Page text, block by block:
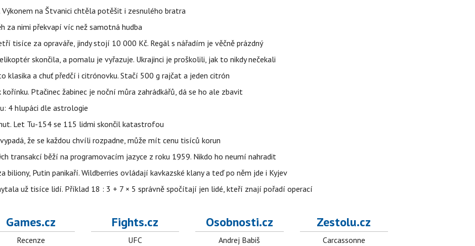
Výkonem na Štvanici chtěla potěšit i zesnulého bratra
za nimi překvapí víc než samotná hudba
tisíce za opraváře, jindy stojí 10 000 Kč. Regál s nářadím je věčně prázdný
skončila, a pomalu je vyřazuje. Ukrajinci je proškolili, jak to nikdy nečekali
klasika a chuť předčí i citrónovku. Stačí 500 g rajčat a jeden citrón
Ptačinec žabinec je noční můra zahrádkářů, dá se ho ale zbavit
4 hlupáci dle astrologie
Let Tu-154 se 115 lidmi skončil katastrofou
že se každou chvíli rozpadne, může mít cenu tisíců korun
transakcí běží na programovacím jazyce z roku 1959. Nikdo ho neumí nahradit
biliony, Putin panikaří. Wildberries ovládají kavkazské klany a teď po něm jde i Kyjev
už tisíce lidí. Příklad 18 : 3 + 7 × 5 správně spočítají jen lidé, kteří znají pořadí operací
Games.cz
Recenze
Fights.cz
UFC
Osobnosti.cz
Andrej Babiš
Zestolu.cz
Carcassonne